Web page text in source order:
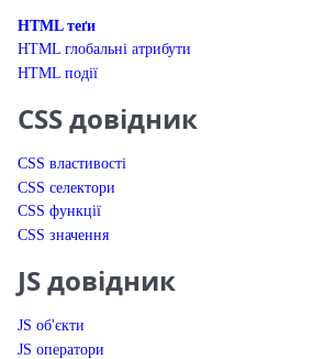
HTML теґи
HTML глобальні атрибути
HTML події
CSS довідник
CSS властивості
CSS селектори
CSS функції
CSS значення
JS довідник
JS об'єкти
JS оператори